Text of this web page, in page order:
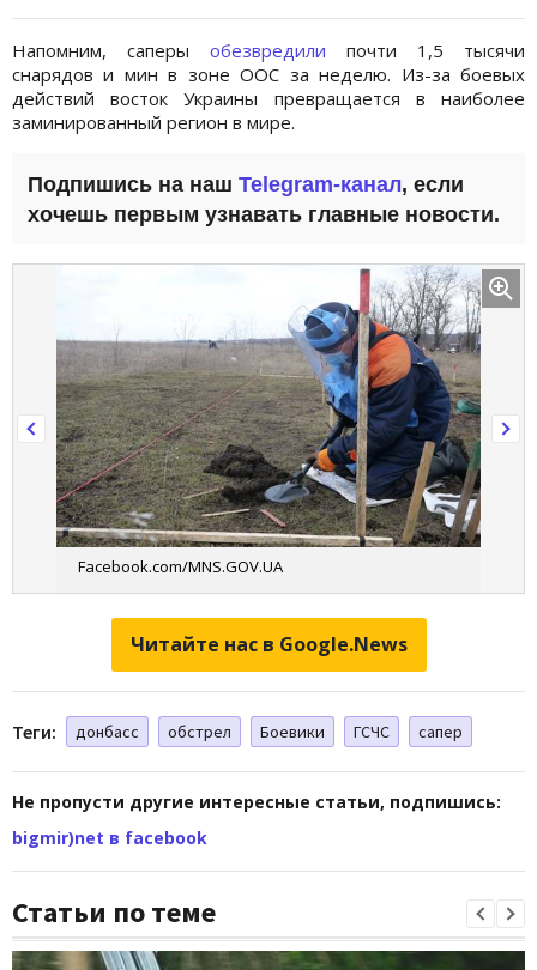
Напомним, саперы обезвредили почти 1,5 тысячи
снарядов и мин в зоне ООС за неделю. Из-за боевых
действий восток Украины превращается в наиболее
заминированный регион в мире.
Подпишись на наш Telegram-канал, если
хочешь первым узнавать главные новости.
Facebook.com/MNS.GOV.UA
Читайте нас в Google.News
Теги: донбасс обстрел Боевики ГСЧС сапер
Не пропусти другие интересные статьи, подпишись:
bigmir)net в facebook
Статьи по теме